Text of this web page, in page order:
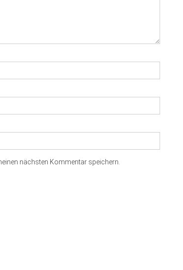
nächsten Kommentar speichern.